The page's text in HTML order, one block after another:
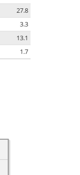
27.8
3.3
13.1
1.7